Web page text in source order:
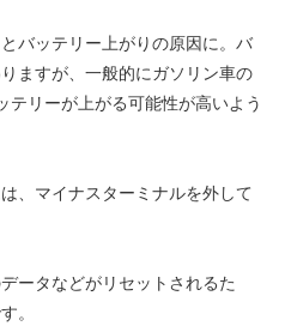
バッテリー上がりの原因に。バ
ますが、一般的にガソリン車の
リーが上がる可能性が高いよう
、マイナスターミナルを外して
ータなどがリセットされるた
。